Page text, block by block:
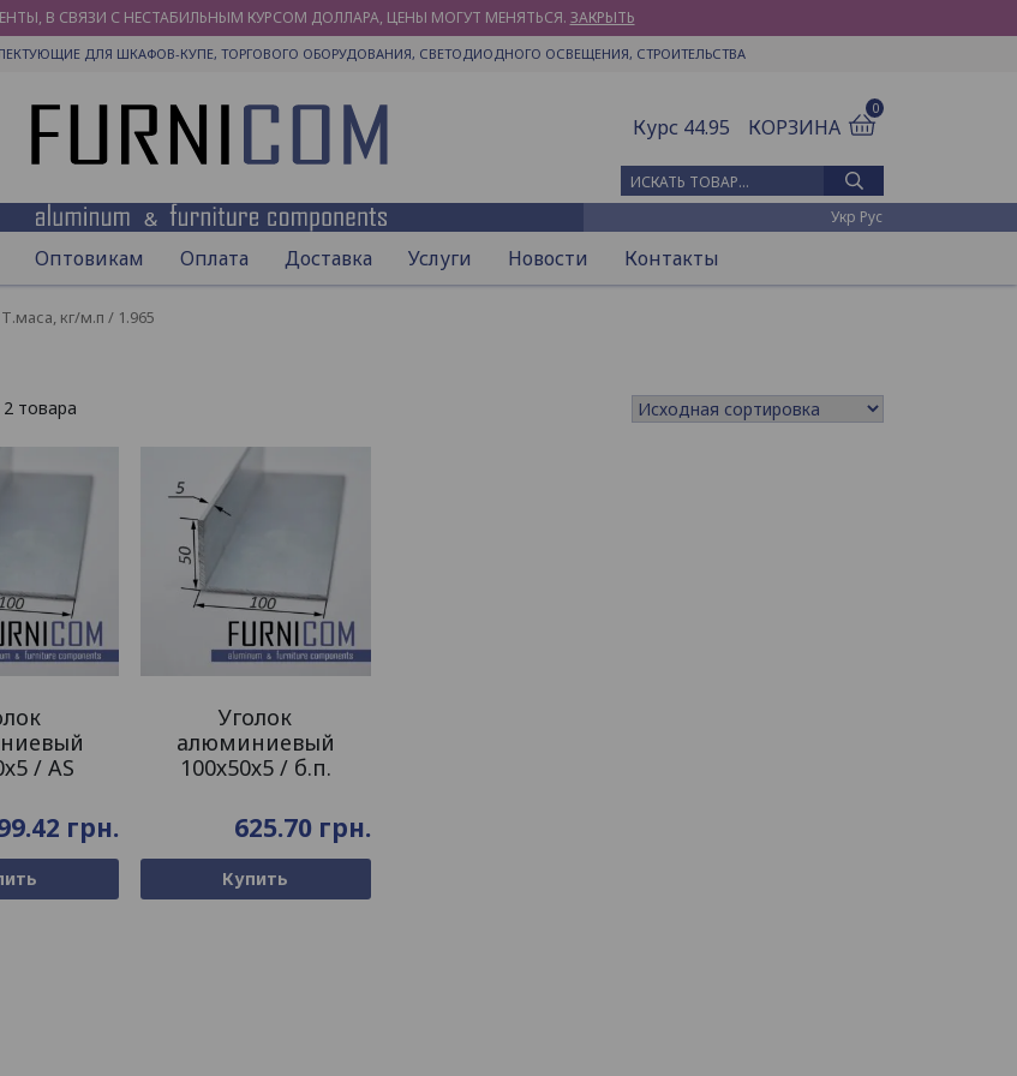
В СВЯЗИ С НЕСТАБИЛЬНЫМ КУРСОМ ДОЛЛАРА, ЦЕНЫ МОГУТ МЕНЯТЬСЯ. ЗАКРЫТЬ
ДЛЯ ШКАФОВ-КУПЕ, ТОРГОВОГО ОБОРУДОВАНИЯ, СВЕТОДИОДНОГО ОСВЕЩЕНИЯ, СТРОИТЕЛЬСТВА
Курс 44.95 КОРЗИНА
0
Искать товар
Укр Рус
Оптовикам Оплата Доставка Услуги Новости Контакты
кг/м.п / 1.965
товара
/ AS
грн.
Уголок
алюминиевый
100х50х5 / б.п.
625.70 грн.
Купить